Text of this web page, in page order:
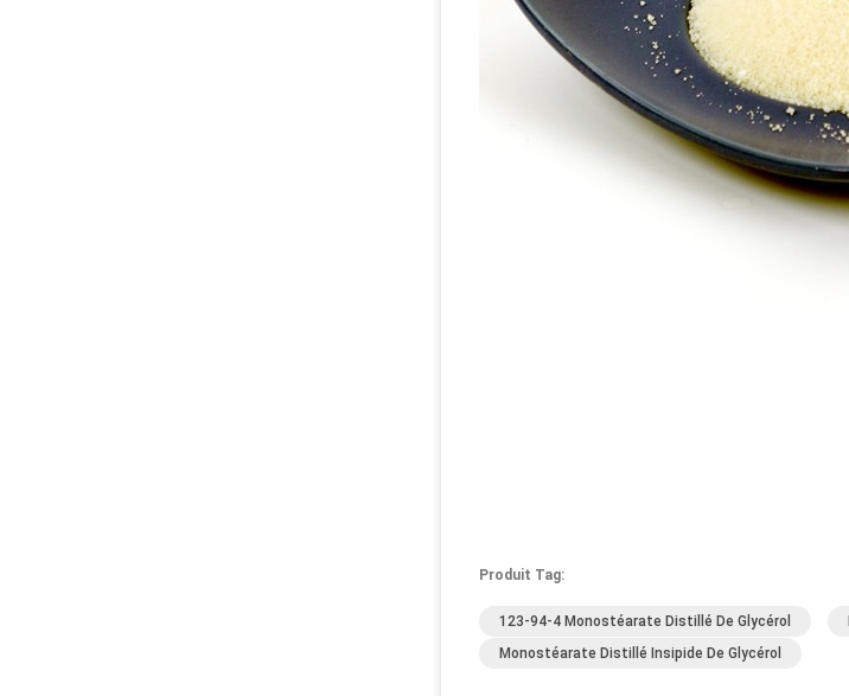
Produit Tag:
123-94-4 Monostéarate Distillé De Glycérol
Monostéarate Distillé Insipide De Glycérol